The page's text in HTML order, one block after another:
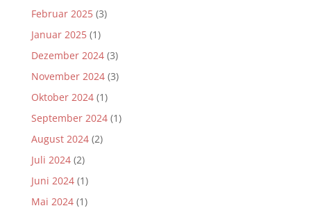
Februar 2025(3)
Januar 2025(1)
Dezember 2024(3)
November 2024(3)
Oktober 2024(1)
September 2024(1)
August 2024(2)
Juli 2024(2)
Juni 2024(1)
Mai 2024(1)